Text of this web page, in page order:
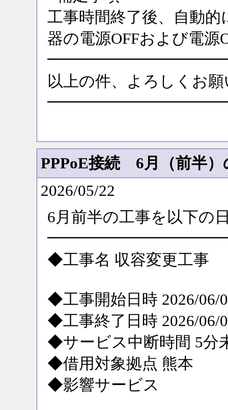
工事時間終了後、自動
器の電源OFFおよび電
以上の件、よろしくお
PPPoE接続 6月（前半）
2026/05/22
6月前半の工事を以下の
◆工事名 収容変更工事
◆工事開始日時 2026/06/
◆工事終了日時 2026/06/
◆サービス中断時間 5分
◆借用対象拠点 熊本
◆影響サービス